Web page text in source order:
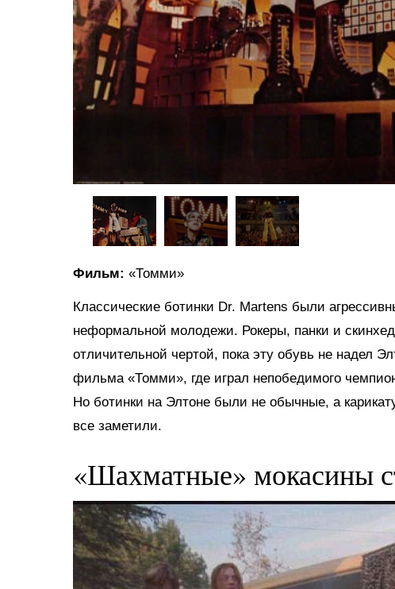
Фильм: «Томми»
Классические ботинки Dr. Martens были
неформальной молодежи. Рокеры, панки и
отличительной чертой, пока эту обувь не надел
фильма «Томми», где играл непобедимого
Но ботинки на Элтоне были не обычные, а
все заметили.
«Шахматные» мокасины